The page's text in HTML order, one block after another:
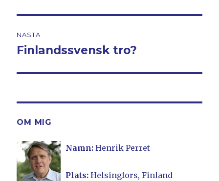
NÄSTA
Nästa
Finlandssvensk tro?
OM MIG
Namn: Henrik Perret
Plats: Helsingfors, Finland